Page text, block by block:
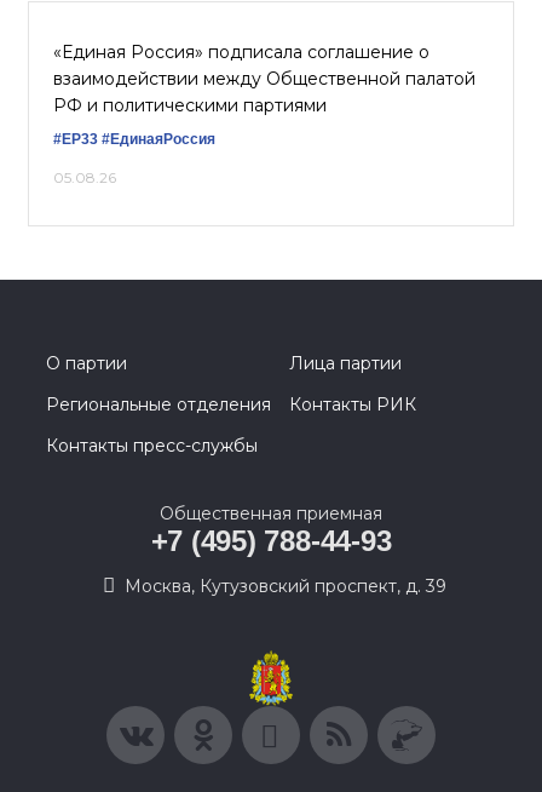
«Единая Россия» подписала соглашение о
взаимодействии между Общественной палатой
РФ и политическими партиями
#ЕР33 #ЕдинаяРоссия
05.08.26
О партии
Лица партии
Региональные отделения
Контакты РИК
Контакты пресс-службы
Общественная приемная
+7 (495) 788-44-93
Москва, Кутузовский проспект, д. 39